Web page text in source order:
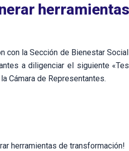
con la Sección de Bienestar
a diligenciar el siguiente
Cámara de Representantes.
herramientas de transformación!